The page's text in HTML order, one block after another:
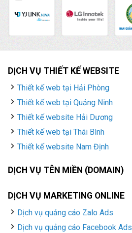
DỊCH VỤ THIẾT KẾ WEBSITE
Thiết kế web tại Hải Phòng
Thiết kế web tại Quảng Ninh
Thiết kế website Hải Dương
Thiết kế web tại Thái Bình
Thiết kế website Nam Định
DỊCH VỤ TÊN MIỀN (DOMAIN)
DỊCH VỤ MARKETING ONLINE
Dịch vụ quảng cáo Zalo Ads
Dịch vụ quảng cáo Facebook Ads